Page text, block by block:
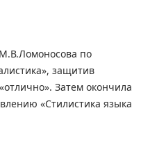
по
защитив
Затем окончила
«Стилистика языка